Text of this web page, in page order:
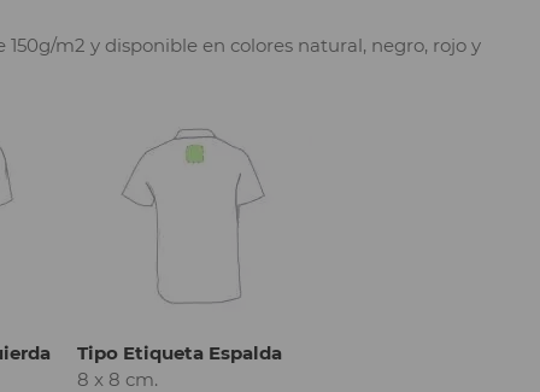
m2 y disponible en colores natural, negro, rojo y
Tipo Etiqueta Espalda
8 x 8 cm.